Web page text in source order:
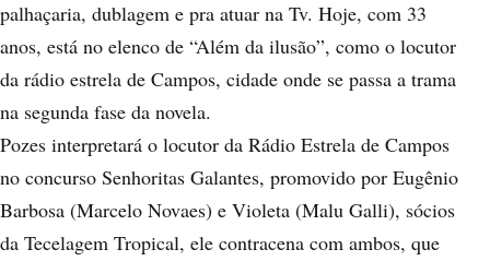
palhaçaria, dublagem e pra atuar na Tv. Hoje, com 33
anos, está no elenco de “Além da ilusão”, como o locutor
da rádio estrela de Campos, cidade onde se passa a trama
na segunda fase da novela.
Pozes interpretará o locutor da Rádio Estrela de Campos
no concurso Senhoritas Galantes, promovido por Eugênio
Barbosa (Marcelo Novaes) e Violeta (Malu Galli), sócios
da Tecelagem Tropical, ele contracena com ambos, que